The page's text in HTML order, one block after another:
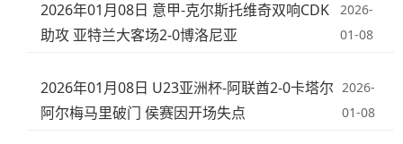
2026年01月08日 意甲-克尔斯托维奇双响CDK
助攻 亚特兰大客场2-0博洛尼亚
2026-
01-08
2026年01月08日 U23亚洲杯-阿联酋2-0卡塔尔
阿尔梅马里破门 侯赛因开场失点
2026-
01-08